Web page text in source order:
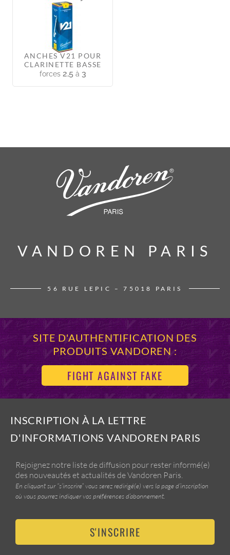
ANCHES V21 POUR
CLARINETTE BASSE
forces 2,5à 3
VANDOREN PARIS
VANDOREN PARIS
56 RUE LEPIC – 75018 PARIS
SITE D'AUTHENTIFICATION DES
PRODUITS VANDOREN :
FIGHT AGAINST FAKE
INSCRIPTION À LA LETTRE
D'INFORMATIONS VANDOREN PARIS
Rejoignez notre liste de diffusion pour rester informé(e)
des nouveautés et actualités de Vandoren Paris.
En cliquant sur “s’inscrire” vous serez redirigé(e) vers la page d’inscription
où vous pourrez indiquer vos préférences d’abonnement.
S'INSCRIRE